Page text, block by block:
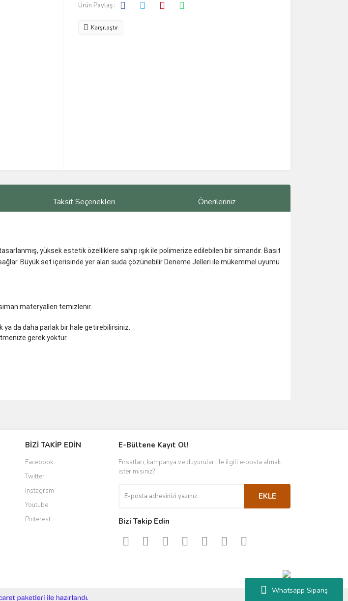
Whatsapp Sipariş
Ürün Paylaş :
Karşılaştır
Taksit Seçenekleri Önerileriniz
yüksek estetik özelliklere sahip ışık ile polimerize edilebilen bir simandır. Basit
Büyük set içerisinde yer alan suda çözünebilir Deneme Jelleri ile mükemmel uyumu
materyalleri temizlenir.
ya da daha parlak bir hale getirebilirsiniz.
gerek yoktur.
BİZİ TAKİP EDİN
Facebook
Twitter
Instagram
Youtube
Pinterest
E-Bültene Kayıt Ol!
Fırsatları, kampanya ve duyuruları ile ilgili e-posta almak
ister misiniz?
EKLE
Bizi Takip Edin
e-